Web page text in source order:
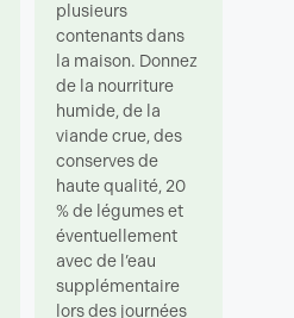
plusieurs
contenants dans
la maison. Donnez
de la nourriture
humide, de la
viande crue, des
conserves de
haute qualité, 20
% de légumes et
éventuellement
avec de l’eau
supplémentaire
lors des journées